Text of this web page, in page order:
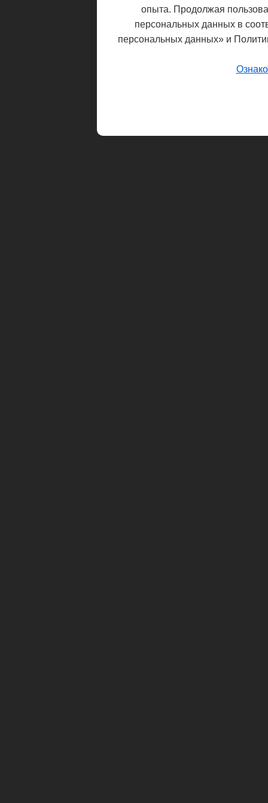
опыта. Продолжая
персональных данных в
персональных данных» и